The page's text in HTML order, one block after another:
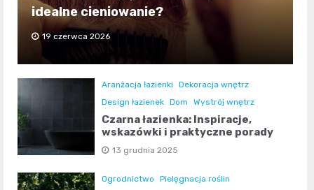
idealne cieniowanie?
19 czerwca 2026
Aranżacja łazienki
Dekoracja wnętrz
Design łazienek Dom Wystrój wnętrz
Czarna łazienka: Inspiracje,
wskazówki i praktyczne porady
13 grudnia 2025
Ogrodnictwo
Pielęgnacja roślin